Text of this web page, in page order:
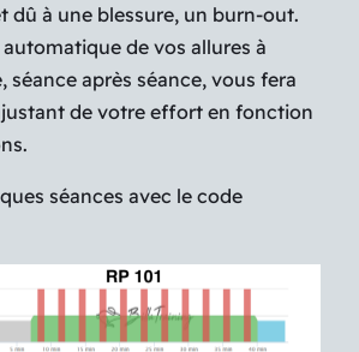
dû à une blessure, un burn-out.
de vos allures à
séance après séance, vous fera
de votre effort en fonction
séances avec le code